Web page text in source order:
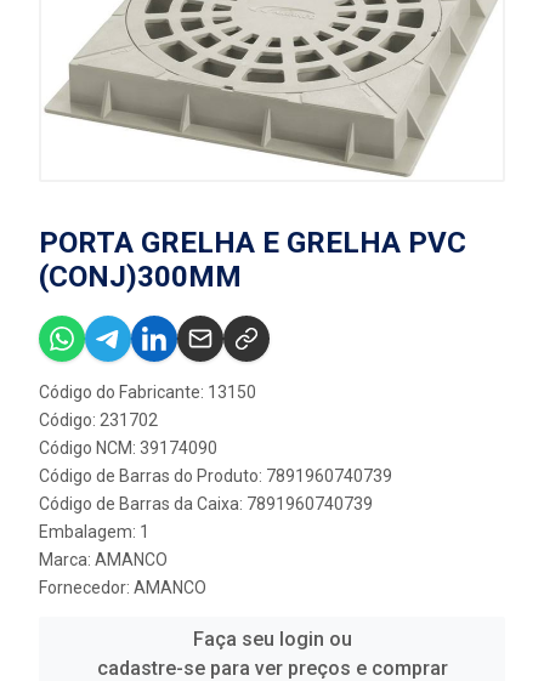
PORTA GRELHA E GRELHA PVC
(CONJ)300MM
Código do Fabricante: 13150
Código: 231702
Código NCM: 39174090
Código de Barras do Produto: 7891960740739
Código de Barras da Caixa: 7891960740739
Embalagem: 1
Marca: AMANCO
Fornecedor: AMANCO
Faça seu login ou
cadastre-se para ver preços e comprar